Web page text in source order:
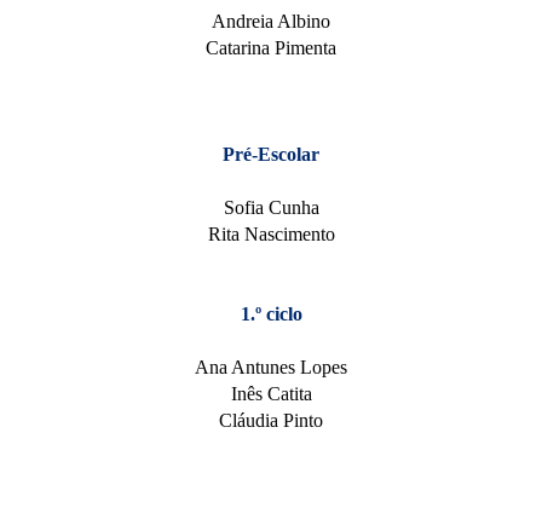
Andreia Albino
Catarina Pimenta
Pré-Escolar
Sofia Cunha
Rita Nascimento
1.º ciclo
Ana Antunes Lopes
Inês Catita
Cláudia Pinto